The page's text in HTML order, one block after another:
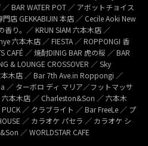
BAR WATER POT ／ アボットチョイス
店 GEKKABIJIN 本店 ／ Cecile Aoki New
香り。／ KRUN SIAM 六本木店 ／
六本木店 ／ FIESTA ／ ROPPONGI 香
CAFÉ ／ 焼酎DINIG BAR 虎の桜 ／ BAR
& LOUNGE CROSSOVER ／ Sky
木店 ／ Bar 7th Ave.in Roppongi ／
／ ターボロ ディ マリア／フットマッサ
本木店 ／ Charleston&Son ／ 六本木
／ クラブライト ／ Bar FreeLe ／ プ
／ カラオケ パセラ ／ カラオケ シ
／ WORLDSTAR CAFE